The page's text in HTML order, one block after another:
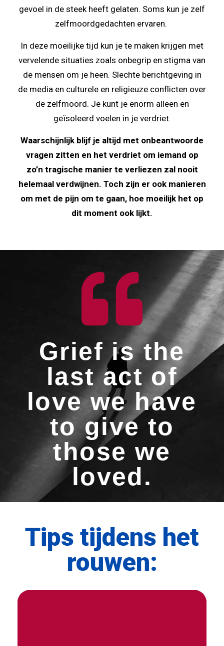
gevoel in de steek heeft gelaten. Soms kun je zelf
zelfmoordgedachten ervaren.
In deze moeilijke tijd kun je te maken krijgen met
vervelende situaties zoals onbegrip en stigma van
de mensen om je heen. Slechte berichtgeving in
de media en culturele en religieuze conflicten over
de zelfmoord. Je kunt je enorm alleen en
geïsoleerd voelen in je verdriet.
Waarschijnlijk blijf je altijd met onbeantwoorde
vragen zitten en het verdriet om iemand op
zo’n tragische manier te verliezen zal nooit
helemaal verdwijnen. Toch zijn er ook manieren
om met de pijn om te gaan, hoe moeilijk het op
dit moment ook lijkt.
Grief is the
last act of
love we have
to give to
those we
loved.
Tips tijdens het
rouwen: